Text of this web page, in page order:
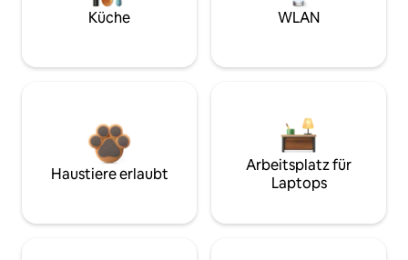
Küche WLAN
Haustiere erlaubt
Arbeitsplatz für
Laptops